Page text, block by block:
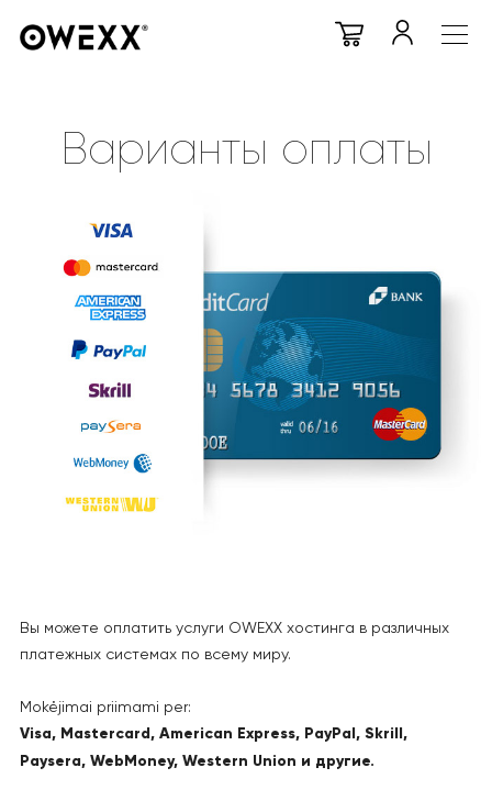
Варианты оплаты
Вы можете оплатить услуги OWEXX хостинга в различных
платежных системах по всему миру.
Mokėjimai priimami per:
Visa, Mastercard, American Express, PayPal, Skrill,
Paysera, WebMoney, Western Union и другие.